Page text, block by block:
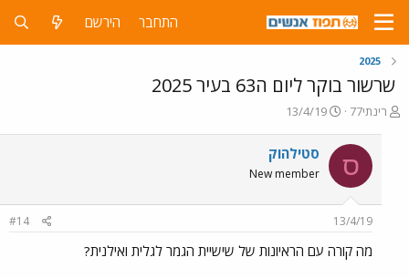
התחבר הירשם
2025
שרשור בוקר ליום ה63 בעיר 2025
פ
רינתי77
פ
ת
13/4/19
ס סטילהוק
New member
13/4/19
#14
מה קורה עם הראיונות של שישיית הגמר לגלית ואילנית?